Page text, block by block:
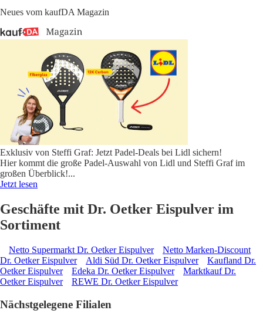
Neues vom kaufDA Magazin
Exklusiv von Steffi Graf: Jetzt Padel-Deals bei Lidl sichern!
Hier kommt die große Padel-Auswahl von Lidl und Steffi Graf im
großen Überblick!...
Jetzt lesen
Geschäfte mit Dr. Oetker Eispulver im
Sortiment
Netto Supermarkt Dr. Oetker Eispulver
Netto Marken-Discount
Dr. Oetker Eispulver
Aldi Süd Dr. Oetker Eispulver
Kaufland Dr.
Oetker Eispulver
Edeka Dr. Oetker Eispulver
Marktkauf Dr.
Oetker Eispulver
REWE Dr. Oetker Eispulver
Nächstgelegene Filialen